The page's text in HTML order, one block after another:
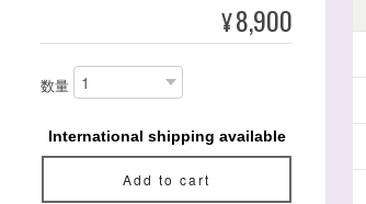
¥8,900
数量
International shipping available
Add to cart